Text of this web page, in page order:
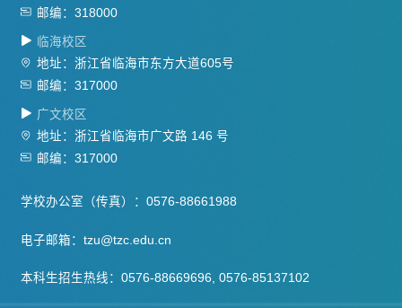
邮编：318000
临海校区
地址：浙江省临海市东方大道605号
邮编：317000
广文校区
地址：浙江省临海市广文路 146 号
邮编：317000
学校办公室（传真）：0576-88661988
电子邮箱：tzu@tzc.edu.cn
本科生招生热线：0576-88669696, 0576-85137102